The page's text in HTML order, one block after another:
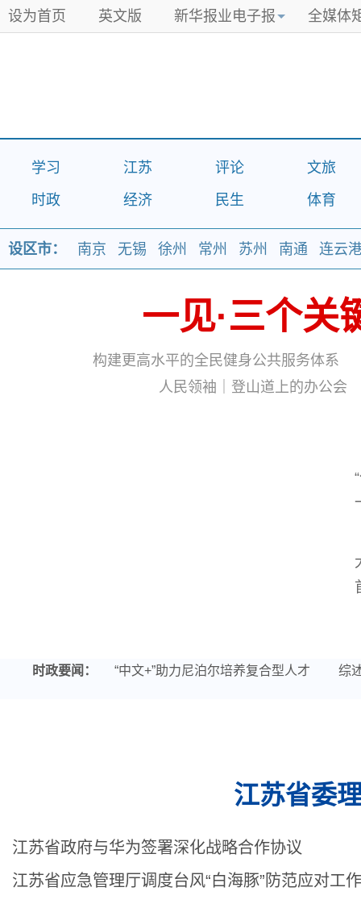
设为首页 英文版 新华报业电子报 全媒体
学习 江苏 评论
文旅
时政
经济 民生 体育
设区市： 南京 无锡 徐州 常州 苏州 南通 连云
一见·三个关
一见·三个关
一见·三个关
构建更高水平的全民健身公共服务体系
人民领袖｜登山道上的办公会
时政要闻： “中文+”助力尼泊尔培养复合型人才
综
江苏省委
江苏省政府与华为签署深化战略合作协议
江苏省应急管理厅调度台风“白海豚”防范应对工作